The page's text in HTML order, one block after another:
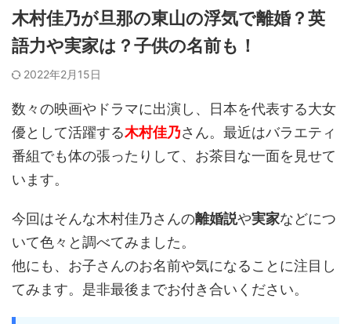
木村佳乃が旦那の東山の浮気で離婚？英
語力や実家は？子供の名前も！
2022年2月15日
数々の映画やドラマに出演し、日本を代表する大女
優として活躍する木村佳乃さん。最近はバラエティ
番組でも体の張ったりして、お茶目な一面を見せて
います。
今回はそんな木村佳乃さんの離婚説や実家などにつ
いて色々と調べてみました。
他にも、お子さんのお名前や気になることに注目し
てみます。是非最後までお付き合いください。